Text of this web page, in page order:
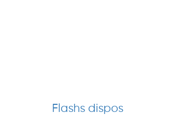
Flashs dispos